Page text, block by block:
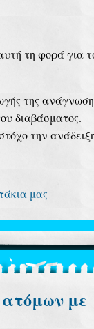
τη φορά για
της
διαβάσματος.
την
μας
με